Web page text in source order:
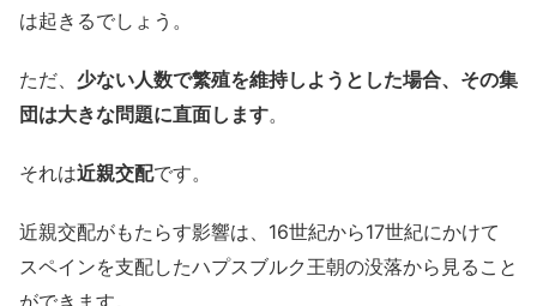
は起きるでしょう。
ただ、 少ない人数で繁殖を維持しようとした場合、その集
団は大きな問題に直面します。
それは近親交配です。
近親交配がもたらす影響は、16世紀から17世紀にかけて
スペインを支配したハプスブルク王朝の没落から見ること